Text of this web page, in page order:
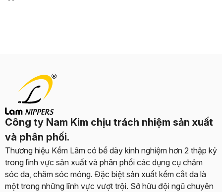
Công ty Nam Kim chịu trách nhiệm sản xuất
và phân phối.
Thương hiệu Kềm Lâm có bề dày kinh nghiệm hơn 2 thập kỷ
trong lĩnh vực sản xuất và phân phối các dụng cụ chăm
sóc da, chăm sóc móng. Đặc biệt sản xuất kềm cắt da là
một trong những lĩnh vực vượt trội. Sở hữu đội ngũ chuyên